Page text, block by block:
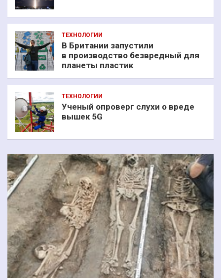
ТЕХНОЛОГИИ
В Британии запустили
в производство безвредный для
планеты пластик
ТЕХНОЛОГИИ
Ученый опроверг слухи о вреде
вышек 5G